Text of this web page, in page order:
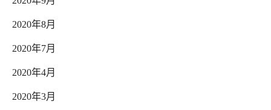
2020年8月
2020年7月
2020年4月
2020年3月